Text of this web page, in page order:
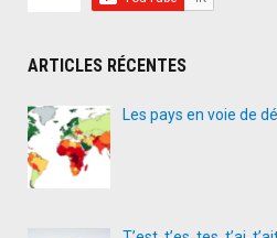
ARTICLES RÉCENTES
Les pays en voie de